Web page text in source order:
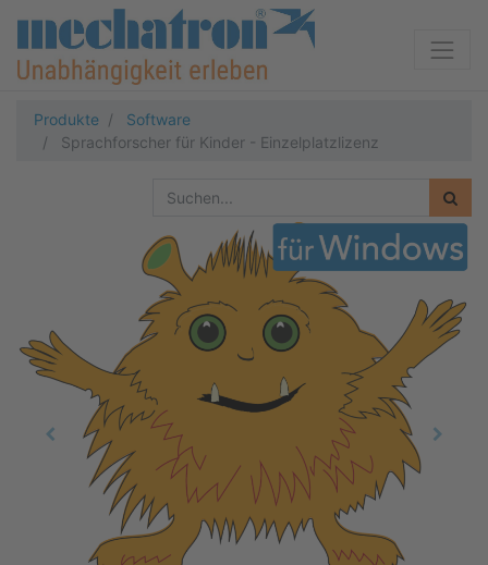
Produkte
Software
Sprachforscher für Kinder - Einzelplatzlizenz